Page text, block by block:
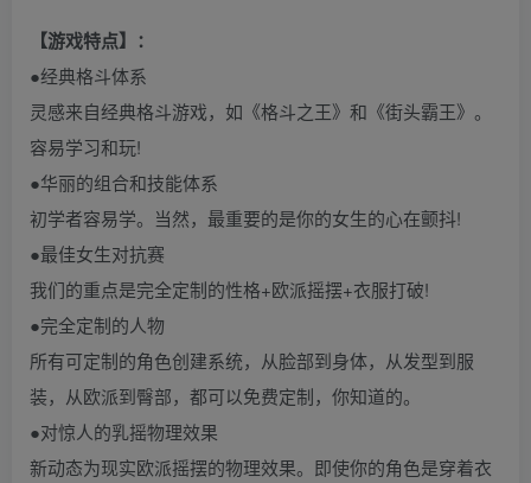
【游戏特点】：
●经典格斗体系
灵感来自经典格斗游戏，如《格斗之王》和《街头霸王》。
容易学习和玩!
●华丽的组合和技能体系
初学者容易学。当然，最重要的是你的女生的心在颤抖!
●最佳女生对抗赛
我们的重点是完全定制的性格+欧派摇摆+衣服打破!
●完全定制的人物
所有可定制的角色创建系统，从脸部到身体，从发型到服
装，从欧派到臀部，都可以免费定制，你知道的。
●对惊人的乳摇物理效果
新动态为现实欧派摇摆的物理效果。即使你的角色是穿着衣